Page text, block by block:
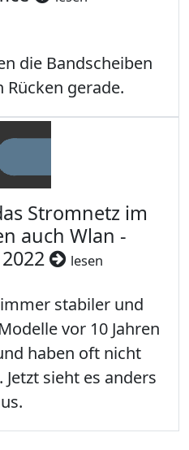
die Bandscheiben
gerade.
Stromnetz im
auch Wlan -
lesen
stabiler und
vor 10 Jahren
haben oft nicht
sieht es anders